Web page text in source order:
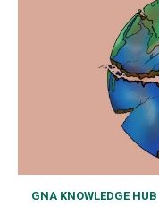
GNA KNOWLEDGE HUB